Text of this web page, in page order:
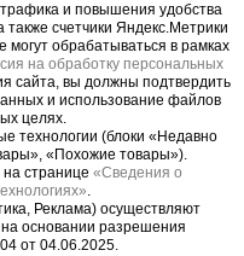
–
- 76
трубки ПВХ
и повышения удобства
счетчики Яндекс.Метрики
обрабатываться в рамках
на обработку персональных
сайта, вы должны подтвердить
и использование файлов
целях.
технологии (блоки «Недавно
«Похожие товары»).
странице «Сведения о
.
Реклама) осуществляют
основании разрешения
от 04.06.2025.